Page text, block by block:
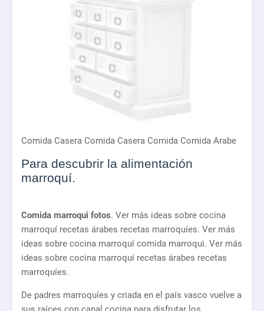
Comida Casera Comida Casera Comida Comida Arabe
Para descubrir la alimentación
marroquí.
Comida marroqui fotos. Ver más ideas sobre cocina
marroquí recetas árabes recetas marroquíes. Ver más
ideas sobre cocina marroquí comida marroqui. Ver más
ideas sobre cocina marroquí recetas árabes recetas
marroquíes.
De padres marroquíes y criada en el país vasco vuelve a